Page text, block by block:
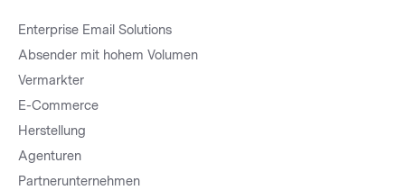
Enterprise Email Solutions
Absender mit hohem Volumen
Vermarkter
E-Commerce
Herstellung
Agenturen
Partnerunternehmen